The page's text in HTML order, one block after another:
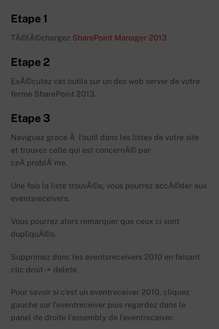
Etape 1
TÃ©lÃ©chargez SharePoint Manager 2013
Etape 2
ExÃ©cutez cet outils sur un des web server de votre
ferme SharePoint 2013.
Etape 3
Naviguez grace Ã l’outil dans les listes de votre site
et trouvez celle qui est concernÃ© par
ceÂ problÃ¨me.
Une fois la liste trouvÃ©e, vous pourrez accÃ©der aux
eventsreceivers.
Vous pourrez alors remarquer que ceux ci sont
dupliquÃ©s.
Supprimez donc les eventsreceivers 2010 en faisant
clic droit -> delete
Pour savoir si c’est un eventreceiver 2010, cliquez
gauche sur l’eventreceiver puis regardez dans le
panel de droite l’assembly de l’eventreceiver.